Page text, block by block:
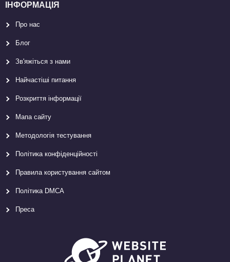
ІНФОРМАЦІЯ
Про нас
Блог
Зв'яжіться з нами
Найчастіші питання
Розкриття інформації
Мапа сайту
Методологія тестування
Політика конфіденційності
Правила користування сайтом
Політика DMCA
Преса